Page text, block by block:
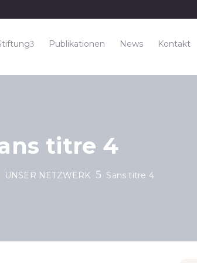
Publikationen News Kontakt
titre 4
UNSER NETZWERK Sans titre 4